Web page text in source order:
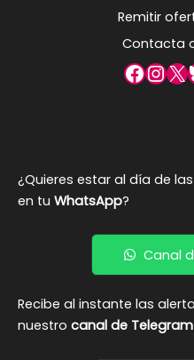
Remitir
Contacta
X
¿Quieres estar al día de
en tu WhatsApp?
Canal
Recibe al instante las
nuestro canal de Telegram